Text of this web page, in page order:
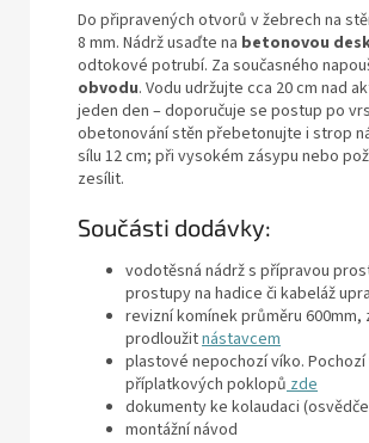
Do připravených otvorů v žebrech na
8 mm. Nádrž usaďte na betonovou
odtokové potrubí. Za současného
obvodu. Vodu udržujte cca 20 cm nad
jeden den – doporučuje se postup po
obetonování stěn přebetonujte i strop
sílu 12 cm; při vysokém zásypu nebo
zesílit.
Součásti dodávky:
vodotěsná nádrž s přípravou
prostupy na hadice či kabeláž
revizní komínek průměru 600mm,
prodloužitnástavcem
plastové nepochozí víko. Pochozí
příplatkových poklopů zde
dokumenty ke kolaudaci
montážní návod